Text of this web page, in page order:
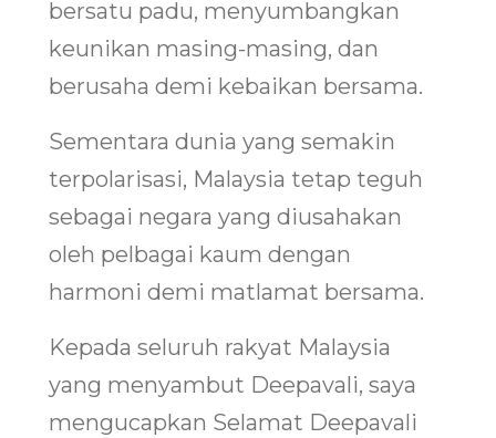
bersatu padu, menyumbangkan
keunikan masing-masing, dan
berusaha demi kebaikan bersama.
Sementara dunia yang semakin
terpolarisasi, Malaysia tetap teguh
sebagai negara yang diusahakan
oleh pelbagai kaum dengan
harmoni demi matlamat bersama.
Kepada seluruh rakyat Malaysia
yang menyambut Deepavali, saya
mengucapkan Selamat Deepavali